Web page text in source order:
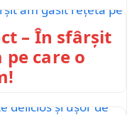
– În sfârșit
care o